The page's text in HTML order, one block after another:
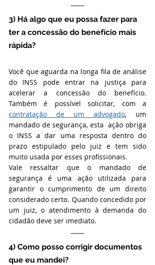
3) Há algo que eu possa fazer para
ter a concessão do benefício mais
rápida?
Você que aguarda na longa fila de análise
do INSS pode entrar na justiça para
acelerar a concessão do benefício.
contratação de um advogado, um
mandado de segurança, esta  ação obriga
o INSS a dar uma resposta dentro do
prazo estipulado pelo juiz e tem sido
muito usada por esses profissionais.
Vale ressaltar que o mandado de
segurança é uma ação utilizada para
garantir o cumprimento de um direito
considerado certo. Quando concedido por
um juiz, o atendimento à demanda do
cidadão deve ser imediato.
4) Como posso corrigir documentos
que eu mandei?